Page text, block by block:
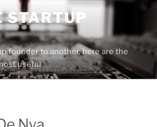
STARTUP
founder to another, here are the
useful